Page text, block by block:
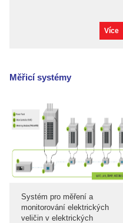
Více
Měřicí systémy
Systém pro měření a
monitorování elektrických
veličin v elektrických